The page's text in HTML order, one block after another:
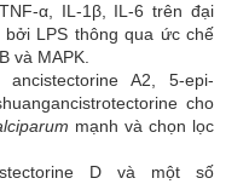
α, IL-1β, IL-6 trên đại
LPS thông qua ức chế
và MAPK.
A2, 5-epi-
cho
mạnh và chọn lọc
D và một số